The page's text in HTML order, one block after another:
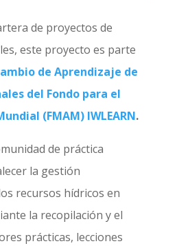
de proyectos de
este proyecto es parte
de Aprendizaje de
del Fondo para el
(FMAM) IWLEARN.
de práctica
la gestión
recursos hídricos en
la recopilación y el
prácticas, lecciones